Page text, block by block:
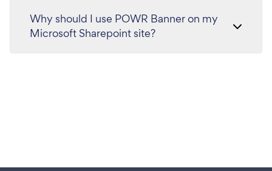
Why should I use POWR Banner on my
Microsoft Sharepoint site?